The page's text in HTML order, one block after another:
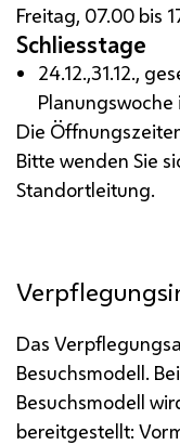
Freitag, 07.00 bis
Schliesstage
24.12.,31.12.,
Planungswoche
Die
Bitte wenden Sie
Standortleitung.
Das
Besuchsmodell.
Besuchsmodell
bereitgestellt: